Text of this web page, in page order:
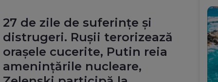
27 de zile de suferințe și
distrugeri. Rușii terorizează
orașele cucerite, Putin reia
amenințările nucleare,